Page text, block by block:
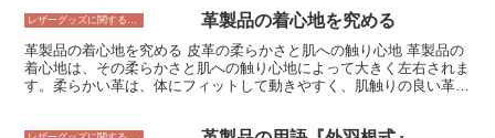
革製品の着心地を究める
革製品の着心地を究める 皮革の柔らかさと肌への触り心地 革製品の
着心地は、その柔らかさと肌への触り心地によって大きく左右されま
す。柔らかい革は、体にフィットして動きやすく、肌触りの良い革